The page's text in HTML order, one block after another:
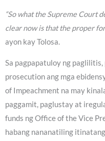
“So what the Supreme Court
clear now is that the proper
ayon kay Tolosa.
Sa pagpapatuloy ng
prosecution ang mga
of Impeachment na may
paggamit, paglustay at
funds ng Office of the Vice
habang nananatiling